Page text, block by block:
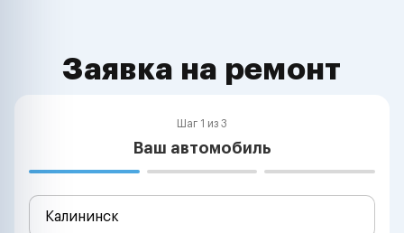
Заявка на ремонт
Шаг 1 из 3
Ваш автомобиль